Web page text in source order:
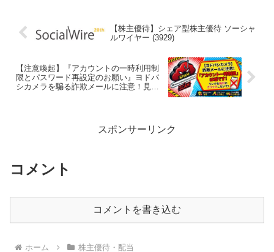
【株主優待】シェア型株主優待 ソーシャ
ルワイヤー (3929)
【注意喚起】『アカウントの一時利用制
限とパスワード再設定のお願い』ヨドバ
シカメラを騙る詐欺メールに注意！見分
スポンサーリンク
コメント
コメントを書き込む
ホーム 株主優待・配当